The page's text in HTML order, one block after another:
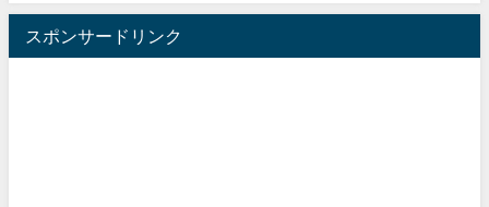
スポンサードリンク